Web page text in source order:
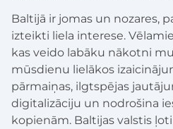
Baltijā ir jomas un nozares,
izteikti liela interese.
kas veido labāku nākotni
mūsdienu lielākos
pārmaiņas, ilgtspējas
digitalizāciju un nodrošina
kopienām. Baltijas valstis